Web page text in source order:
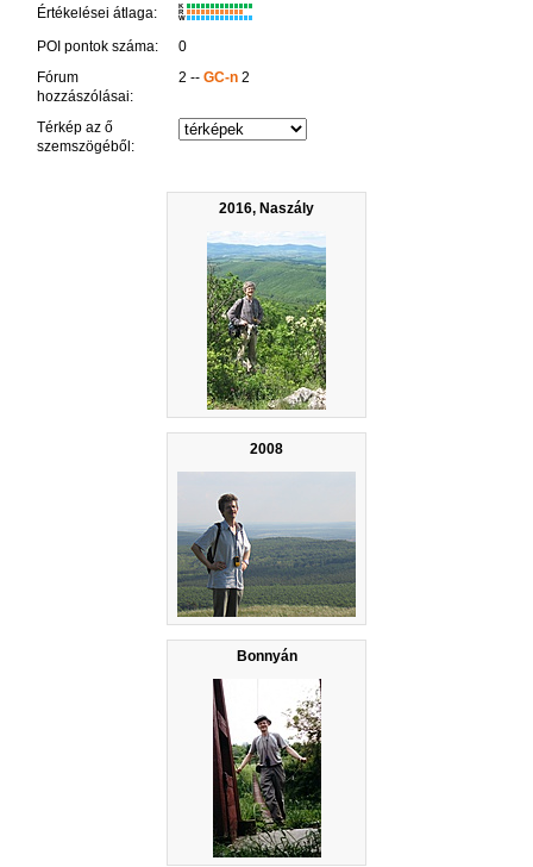
2016, Naszály
2008
Bonnyán
Értékelései átlaga:
K
R
W
POI pontok száma:
0
Fórum
hozzászólásai:
2 -- GC-n2
Térkép az ő
szemszögéből: